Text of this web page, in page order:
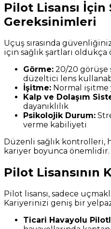
Pilot Lisansı İçin
Gereksinimleri
Uçuş sırasında
için sağlık şartları oldukça
Görme: 20/20 görüşe
düzeltici lens
İşitme: Normal işitme
Kalp ve Dolaşım
dayanıklılık
Psikolojik Durum:
verme kabiliyeti
Düzenli sağlık kontrolleri,
kariyer boyunca önemlidir.
Pilot Lisansının
Pilot lisansı, sadece
Kariyerinizi geniş bir
Ticari Havayolu